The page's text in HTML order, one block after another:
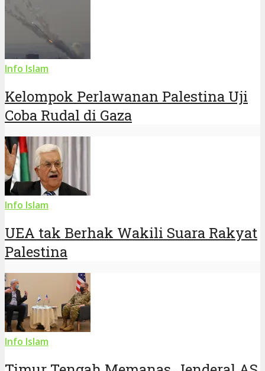
Info Islam
Kelompok Perlawanan Palestina Uji
Coba Rudal di Gaza
Info Islam
UEA tak Berhak Wakili Suara Rakyat
Palestina
Info Islam